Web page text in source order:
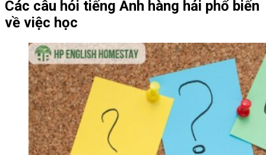
Các câu hỏi tiếng Anh hàng hải phổ biến
về việc học